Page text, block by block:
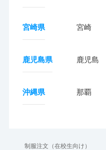
宮崎県 宮崎
鹿児島県 鹿児島
沖縄県 那覇
制服注文（在校生向け）